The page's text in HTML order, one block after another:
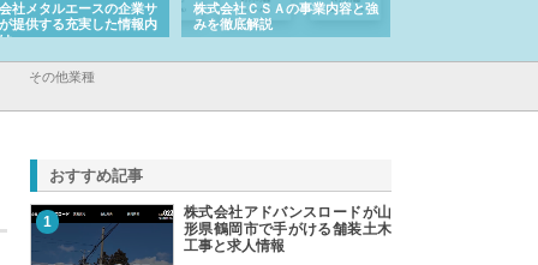
社メタルエースの企業サ
提供する充実した情報内
株式会社ＣＳＡの事業内容と強
みを徹底解説
その他業種
おすすめ記事
1
株式会社アドバンスロードが山
形県鶴岡市で手がける舗装土木
工事と求人情報